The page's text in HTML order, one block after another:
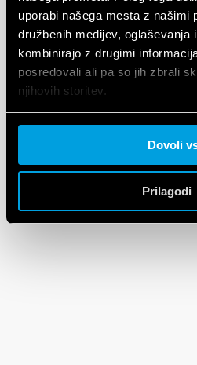
uporabi našega mesta z našimi
družbenih medijev, oglaševanja
kombinirajo z drugimi
posredovali ali pa so jih zbrali
njihovih storitev.
Cookie policy.
Dovoli
Prilagodi